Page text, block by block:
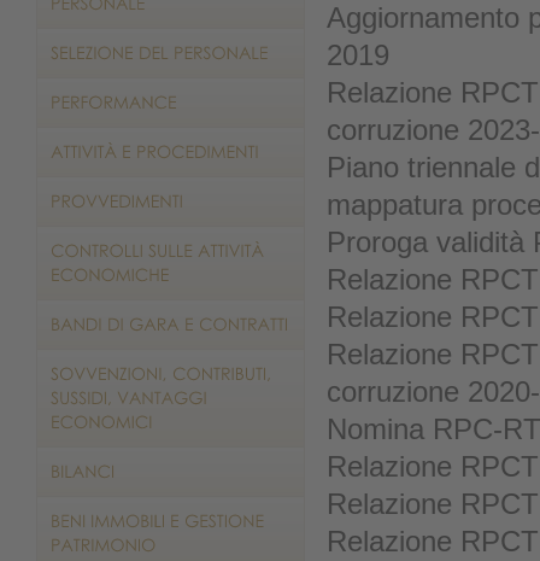
Aggiornamento
2019
Relazione
corruzione
Piano triennale
mappatura
Proroga validità
Relazione
Relazione
Relazione
corruzione
Nomina RPC-RT
Relazione
Relazione
Relazione